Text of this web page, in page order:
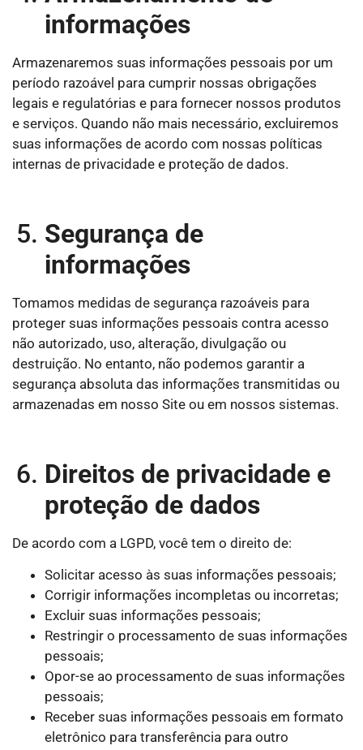
informações
Armazenaremos suas informações pessoais por um
período razoável para cumprir nossas obrigações
legais e regulatórias e para fornecer nossos produtos
e serviços. Quando não mais necessário, excluiremos
suas informações de acordo com nossas políticas
internas de privacidade e proteção de dados.
Segurança de
informações
Tomamos medidas de segurança razoáveis para
proteger suas informações pessoais contra acesso
não autorizado, uso, alteração, divulgação ou
destruição. No entanto, não podemos garantir a
segurança absoluta das informações transmitidas ou
armazenadas em nosso Site ou em nossos sistemas.
Direitos de privacidade e
proteção de dados
De acordo com a LGPD, você tem o direito de:
Solicitar acesso às suas informações pessoais;
Corrigir informações incompletas ou incorretas;
Excluir suas informações pessoais;
Restringir o processamento de suas informações
pessoais;
Opor-se ao processamento de suas informações
pessoais;
Receber suas informações pessoais em formato
eletrônico para transferência para outro